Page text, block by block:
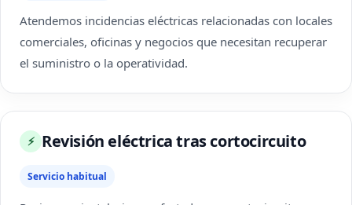
Atendemos incidencias eléctricas relacionadas con locales
comerciales, oficinas y negocios que necesitan recuperar
el suministro o la operatividad.
⚡ Revisión eléctrica tras cortocircuito
Servicio habitual